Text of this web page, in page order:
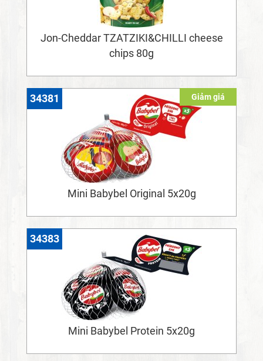
Jon-Cheddar TZATZIKI&CHILLI cheese
chips 80g
Giảm giá
Mini Babybel Original 5x20g
34381
Mini Babybel Protein 5x20g
34383